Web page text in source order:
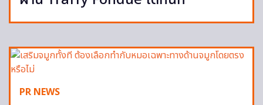
PR NEWS